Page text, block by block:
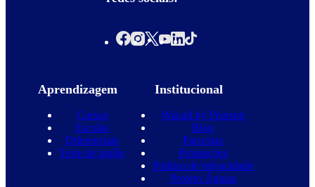
Aprendizagem
Cursos
Escolas
Diferenciais
Teste de inglês
Institucional
Wizard by Pearson
Blog
Parcerias
Promoções
Política de privacidade
Projeto Águias